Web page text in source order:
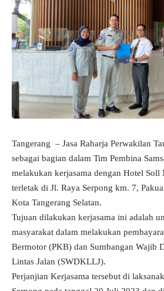
Tangerang – Jasa Raharja Perwakilan
sebagai bagian dalam Tim Pembina
melakukan kerjasama dengan Hotel Soll
terletak di Jl. Raya Serpong km. 7,
Kota Tangerang Selatan.
Tujuan dilakukan kerjasama ini adalah
masyarakat dalam melakukan
Bermotor (PKB) dan Sumbangan Wajib
Lintas Jalan (SWDKLLJ).
Perjanjian Kerjasama tersebut di